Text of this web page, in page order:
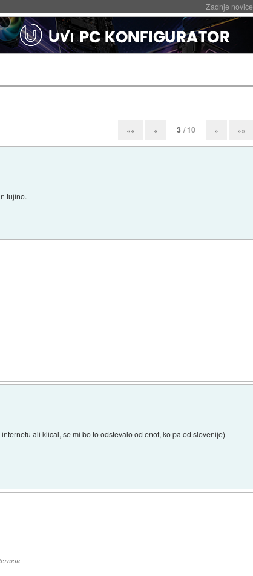
Zadnje novice
«« « 3 / 10 » »»
tujino.
ali klical, se mi bo to odstevalo od enot, ko pa od slovenije)